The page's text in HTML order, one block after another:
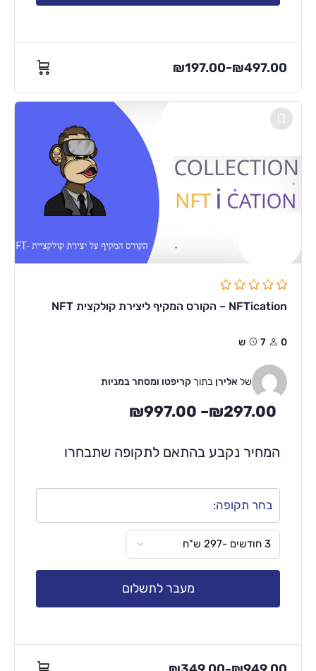
₪197.00–₪497.00
NFTication – הקורס המקיף ליצירת קולקצית NFT
0 7ש
של אלירן בתוך קריפטו ומסחר במניות
₪297.00
–
₪997.00
המחיר נקבע בהתאם לתקופה שתבחרו
בחר תקופה:
מעבר לתשלום